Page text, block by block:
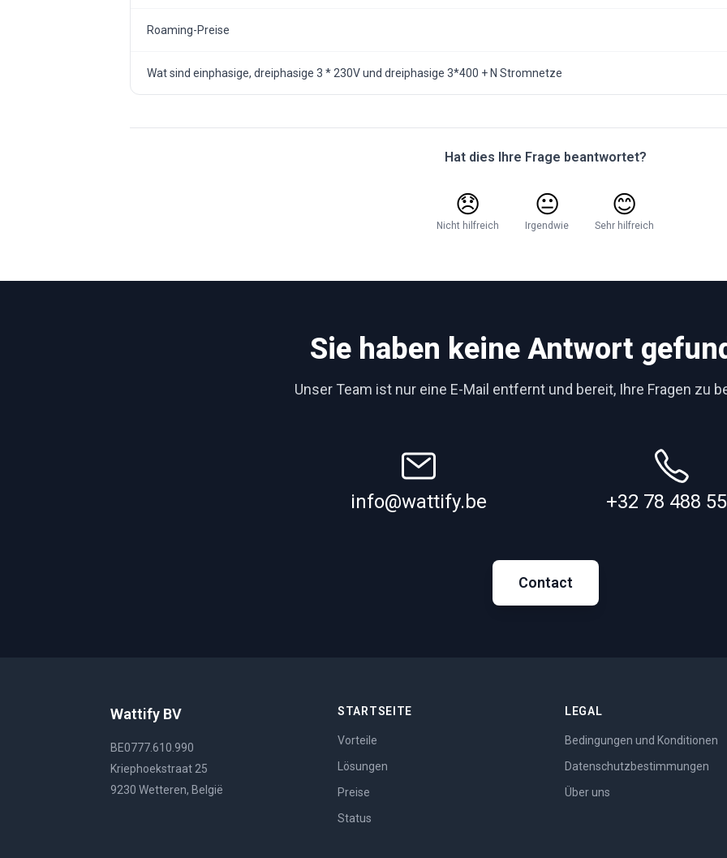
Roaming-Preise
Wat sind einphasige, dreiphasige 3 * 230V und dreiphasige 3*400 + N Stromnetze
Hat dies Ihre Frage beantwortet?
😞
Nicht hilfreich
😐
Irgendwie
😊
Sehr hilfreich
Sie haben keine Antwort
Unser Team ist nur eine E-Mail entfernt und bereit, Ihre Fragen zu
info@wattify.be +32 78 488
Contact
Wattify BV
BE0777.610.990
Kriephoekstraat 25
9230 Wetteren, België
STARTSEITE
Vorteile
Lösungen
Preise
Status
LEGAL
Bedingungen und Konditionen
Datenschutzbestimmungen
Über uns